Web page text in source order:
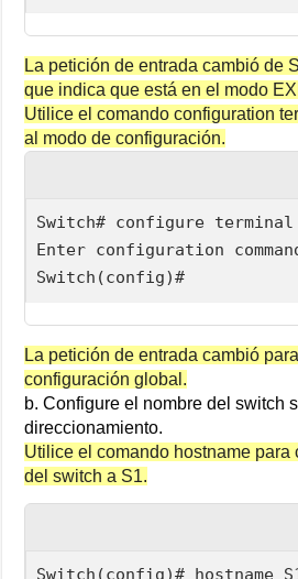
La petición de entrada cambió de
que indica que está en el modo
Utilice el comando configuration
al modo de configuración.
Switch# configure terminal
Enter configuration
Switch(config)#
La petición de entrada cambió
configuración global.
b. Configure el nombre del switch
direccionamiento.
Utilice el comando hostname para
del switch a S1.
Switch(config)# hostname